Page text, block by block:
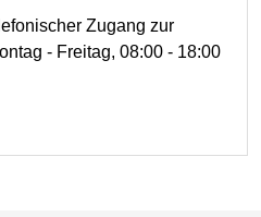
Zugang zur
- Freitag, 08:00 - 18:00